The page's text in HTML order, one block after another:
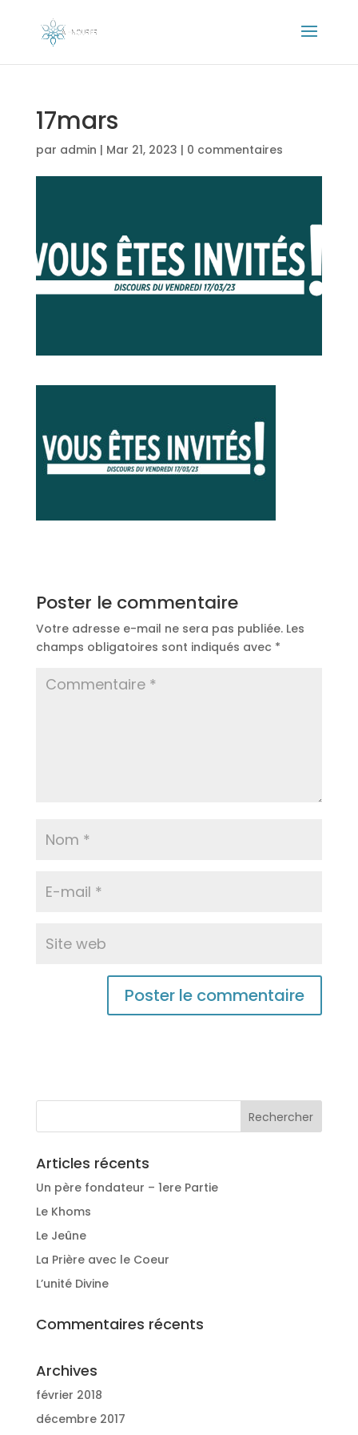
17mars
par admin | Mar 21, 2023 | 0 commentaires
Poster le commentaire
Votre adresse e-mail ne sera pas publiée. Les
champs obligatoires sont indiqués avec *
Articles récents
Un père fondateur – 1ere Partie
Le Khoms
Le Jeûne
La Prière avec le Coeur
L’unité Divine
Commentaires récents
Archives
février 2018
décembre 2017